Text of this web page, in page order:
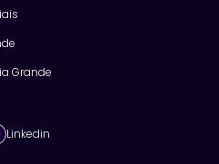
Grande
Linkedin